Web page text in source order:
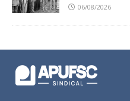
06/08/2026